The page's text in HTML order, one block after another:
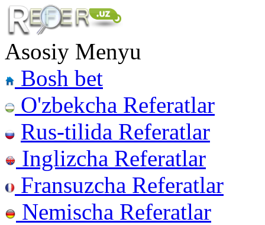
Asosiy Menyu
Bosh bet
O'zbekcha Referatlar
Rus-tilida Referatlar
Inglizcha Referatlar
Fransuzcha Referatlar
Nemischa Referatlar